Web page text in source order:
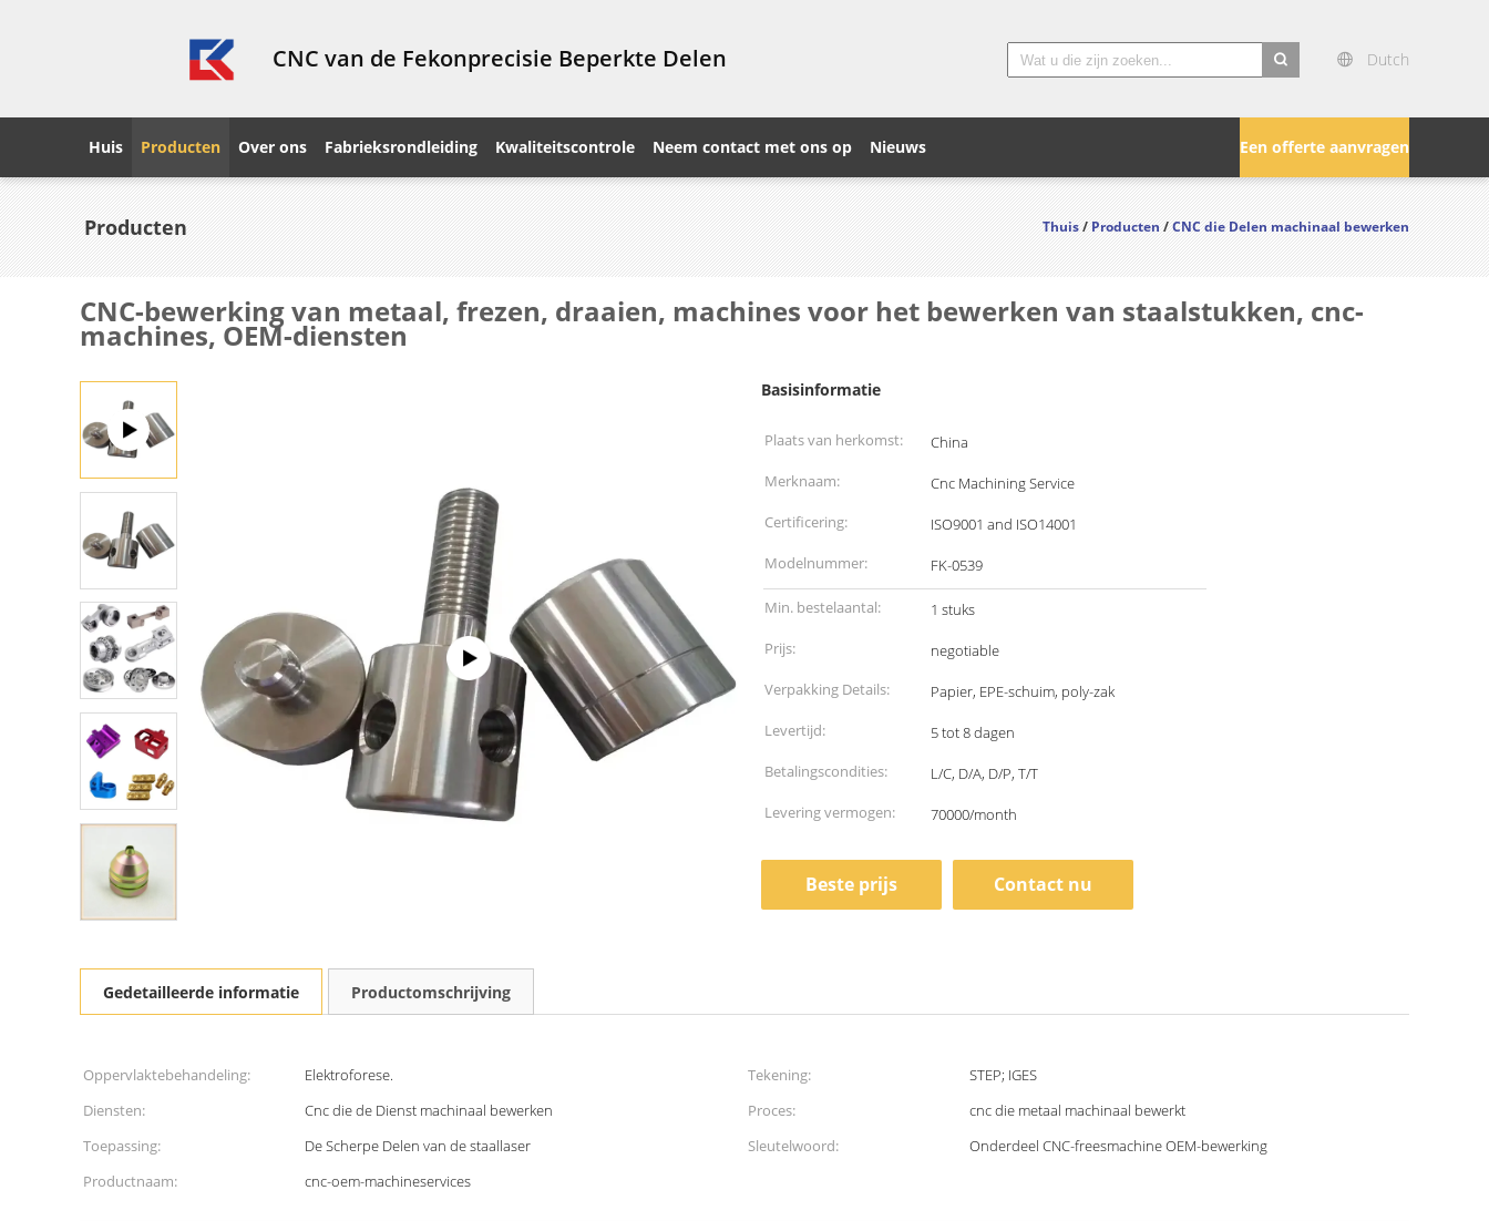
CNC van de Fekonprecisie Beperkte Delen Dutch
Een offerte aanvragen
Huis Producten Over ons Fabrieksrondleiding Kwaliteitscontrole Neem contact met ons op Nieuws
Producten Thuis/Producten/CNC die Delen machinaal bewerken
CNC-bewerking van metaal, frezen, draaien, machines voor het bewerken van staalstukken, cnc-
machines, OEM-diensten
Basisinformatie
Plaats van herkomst:
China
Merknaam:
Cnc Machining Service ​
Certificering:
ISO9001 and ISO14001
Modelnummer:
FK-0539
Min. bestelaantal:
1 stuks
Prijs:
negotiable
Verpakking Details:
Papier, EPE-schuim, poly-zak
Levertijd:
5 tot 8 dagen
Betalingscondities:
L/C, D/A, D/P, T/T
Levering vermogen:
70000/month
Beste prijs Contact nu
Gedetailleerde informatie Productomschrijving
Oppervlaktebehandeling: Elektroforese. Tekening:
STEP; IGES
Diensten:
Cnc die de Dienst machinaal bewerken Proces:
cnc die metaal machinaal bewerkt
Toepassing:
De Scherpe Delen van de staallaser Sleutelwoord:
Onderdeel CNC-freesmachine OEM-bewerking
Productnaam:
cnc-oem-machineservices